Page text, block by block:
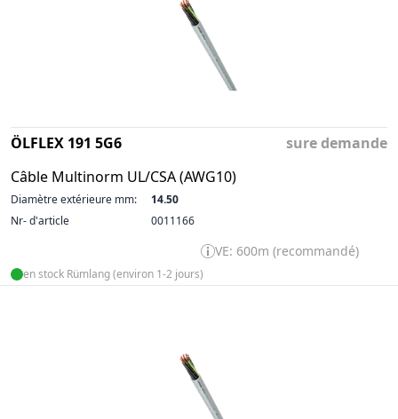
ÖLFLEX 191 5G6
Câble Multinorm UL/CSA (AWG10)
sure demande
Diamètre extérieure mm:
14.50
Nr- d'article
0011166
VE: 600m (recommandé)
en stock Rümlang (environ 1-2 jours)